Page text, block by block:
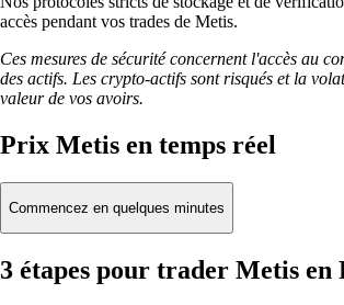
accès pendant vos trades de Metis.
Ces mesures de sécurité concernent l'accès au
des actifs. Les crypto-actifs sont risqués et la
valeur de vos avoirs.
Prix Metis en temps réel
Commencez en quelques minutes
3 étapes pour trader Metis en